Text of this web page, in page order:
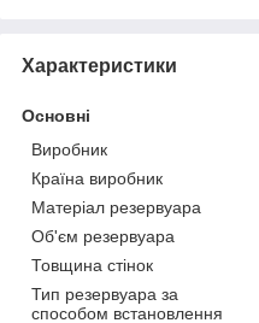
Характеристики
Основні
Виробник
Країна виробник
Матеріал резервуара
Об'єм резервуара
Товщина стінок
Тип резервуара за
способом встановлення